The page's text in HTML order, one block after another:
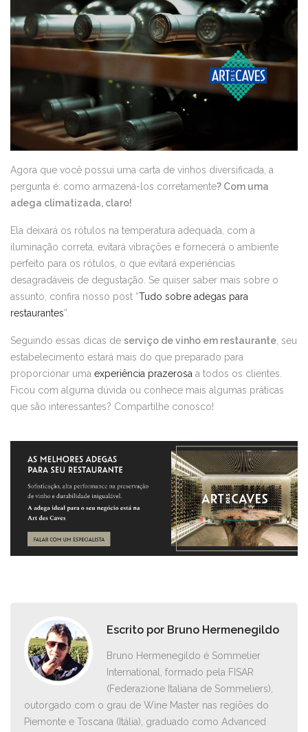
Agora que você possui uma carta de vinhos diversificada, a
pergunta é: como armazená-los corretamente? Com uma
adega climatizada, claro!
Ela deixará os rótulos na temperatura adequada, com a
iluminação correta, evitará vibrações e fornecerá o ambiente
perfeito para os rótulos, o que evitará experiências
desagradáveis de degustação. Se quiser saber mais sobre o
assunto, confira nosso post “Tudo sobre adegas para
restaurantes”.
Seguindo essas dicas de serviço de vinho em restaurante , seu
estabelecimento estará mais do que preparado para
proporcionar uma experiência prazerosa a todos os clientes.
Ficou com alguma dúvida ou conhece mais algumas práticas
que são interessantes? Compartilhe conosco!
Escrito por Bruno Hermenegildo
Bruno Hermenegildo é Sommelier
International, formado pela FISAR
(Federazione Italiana de Sommeliers),
outorgado com o grau de Wine Master nas regiões do
Piemonte e Toscana (Itália), graduado como Advanced